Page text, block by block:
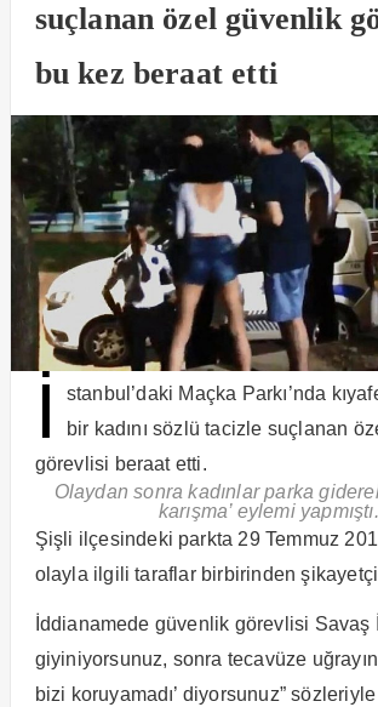
suçlanan özel güvenlik
bu kez beraat etti
İ
stanbul’daki Maçka Parkı’nda
bir kadını sözlü tacizle suçlanan
görevlisi beraat etti.
Olaydan sonra kadınlar parka
karışma’ eylemi yapmıştı.
Şişli ilçesindeki parkta 29 Temmuz
olayla ilgili taraflar birbirinden
İddianamede güvenlik görevlisi Savaş
giyiniyorsunuz, sonra tecavüze
bizi koruyamadı’ diyorsunuz”